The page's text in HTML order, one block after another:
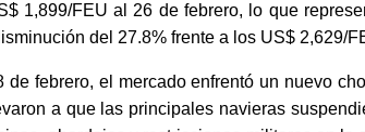
1,899/FEU al 26 de febrero, lo que
del 27.8% frente a los US$ 2,629/
de febrero, el mercado enfrentó un nuevo
a que las principales navieras